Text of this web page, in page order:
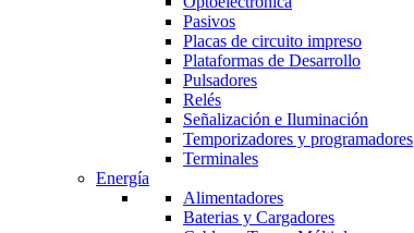
Pasivos
Placas de circuito impreso
Plataformas de Desarrollo
Pulsadores
Relés
Señalización e Iluminación
Temporizadores y programadores
Terminales
Energía
Alimentadores
Baterias y Cargadores